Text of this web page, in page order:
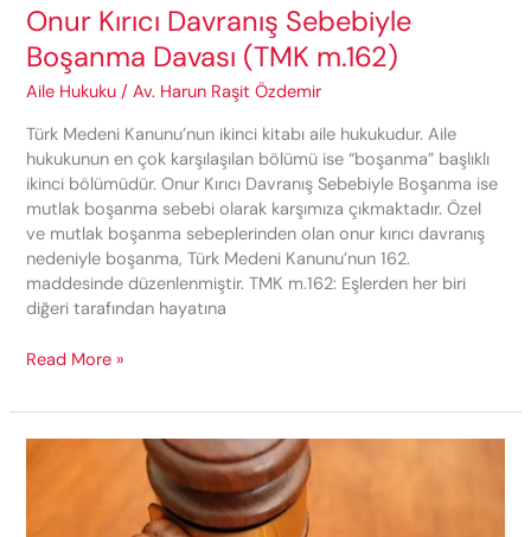
Onur Kırıcı Davranış Sebebiyle
Boşanma Davası (TMK m.162)
Aile Hukuku /Av. Harun Raşit Özdemir
Türk Medeni Kanunu’nun ikinci kitabı aile hukukudur. Aile
hukukunun en çok karşılaşılan bölümü ise “boşanma” başlıklı
ikinci bölümüdür. Onur Kırıcı Davranış Sebebiyle Boşanma ise
mutlak boşanma sebebi olarak karşımıza çıkmaktadır. Özel
ve mutlak boşanma sebeplerinden olan onur kırıcı davranış
nedeniyle boşanma, Türk Medeni Kanunu’nun 162.
maddesinde düzenlenmiştir. TMK m.162: Eşlerden her biri
diğeri tarafından hayatına
Onur
Davranış
Read More »